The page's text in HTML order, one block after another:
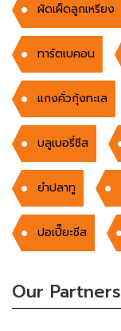
ผัดเผ็ดลูกเหรียง
ทาร์ตเบคอน
แกงคั่วกุ้งทะเล
บลูเบอรี่ชีส
ยำปลาทู
ปอเปี๊ยะชีส
Our Partners